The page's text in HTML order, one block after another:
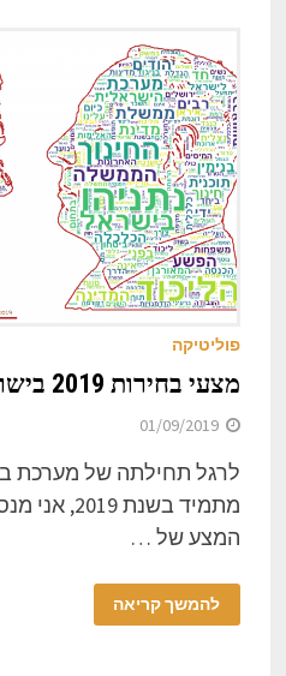
פוליטיקה
מצעי בחירות 2019 בישראל
01/09/2019
לרגל תחילתה של מערכת
מתמיד בשנת
המצע של …
להמשך קריאה